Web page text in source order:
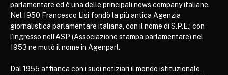
parlamentare ed è una delle principali news company italiane.
Nel 1950 Francesco Lisi fondò la più antica Agenzia
giornalistica parlamentare italiana, con il nome di S.P.E.; con
l’ingresso nell’ASP (Associazione stampa parlamentare) nel
1953 ne mutò il nome in Agenparl.
Dal 1955 affianca con i suoi notiziari il mondo istituzionale,